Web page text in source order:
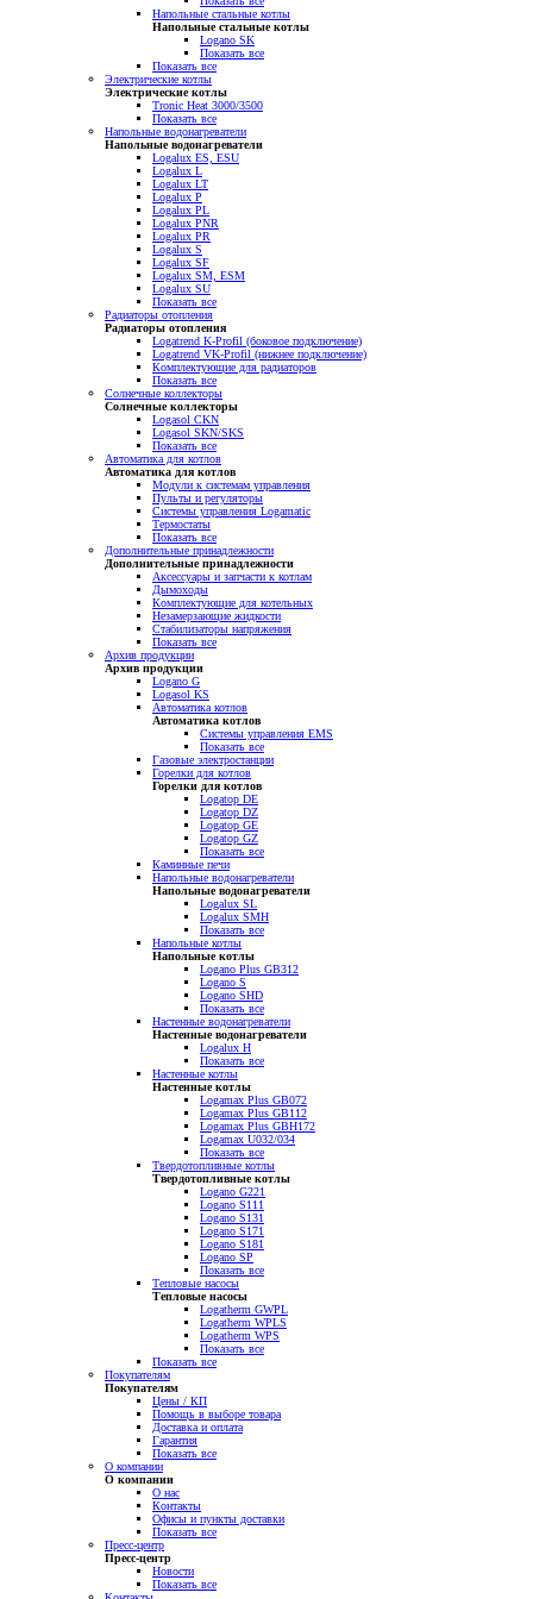
Напольные стальные котлы
Напольные стальные котлы
Logano SK
Показать все
Показать все
Электрические котлы
Электрические котлы
Tronic Heat 3000/3500
Показать все
Напольные водонагреватели
Напольные водонагреватели
Logalux ES, ESU
Logalux L
Logalux LT
Logalux P
Logalux PL
Logalux PNR
Logalux PR
Logalux S
Logalux SF
Logalux SM, ESM
Logalux SU
Показать все
Радиаторы отопления
Радиаторы отопления
Logatrend K-Profil (боковое подключение)
Logatrend VK-Profil (нижнее подключение)
Комплектующие для радиаторов
Показать все
Солнечные коллекторы
Солнечные коллекторы
Logasol CKN
Logasol SKN/SKS
Показать все
Автоматика для котлов
Автоматика для котлов
Модули к системам управления
Пульты и регуляторы
Системы управления Logamatic
Термостаты
Показать все
Дополнительные принадлежности
Дополнительные принадлежности
Аксессуары и запчасти к котлам
Дымоходы
Комплектующие для котельных
Незамерзающие жидкости
Стабилизаторы напряжения
Показать все
Архив продукции
Архив продукции
Logano G
Logasol KS
Автоматика котлов
Автоматика котлов
Системы управления EMS
Показать все
Газовые электростанции
Горелки для котлов
Горелки для котлов
Logatop DE
Logatop DZ
Logatop GE
Logatop GZ
Показать все
Каминные печи
Напольные водонагреватели
Напольные водонагреватели
Logalux SL
Logalux SMH
Показать все
Напольные котлы
Напольные котлы
Logano Plus GB312
Logano S
Logano SHD
Показать все
Настенные водонагреватели
Настенные водонагреватели
Logalux H
Показать все
Настенные котлы
Настенные котлы
Logamax Plus GB072
Logamax Plus GB112
Logamax Plus GBH172
Logamax U032/034
Показать все
Твердотопливные котлы
Твердотопливные котлы
Logano G221
Logano S111
Logano S131
Logano S171
Logano S181
Logano SP
Показать все
Тепловые насосы
Тепловые насосы
Logatherm GWPL
Logatherm WPLS
Logatherm WPS
Показать все
Показать все
Покупателям
Покупателям
Цены / КП
Помощь в выборе товара
Доставка и оплата
Гарантия
Показать все
О компании
О компании
О нас
Контакты
Офисы и пункты доставки
Показать все
Пресс-центр
Пресс-центр
Новости
Показать все